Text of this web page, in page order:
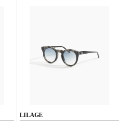
LILAGE